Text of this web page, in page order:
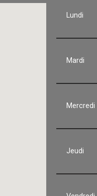
Lundi
Mardi
Mercredi
Jeudi